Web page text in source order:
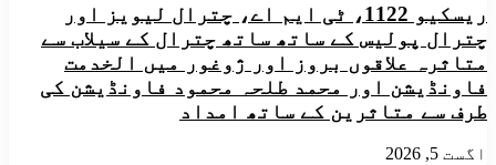
ریسکیو 1122، ٹی ایم اے، چترال لیویز اور
چترال پولیس کے ساتھ ساتھ چترال کے سیلاب سے
متاثرہ علاقوں بروز اور ژوغور میں الخدمت
فاونڈیشن اور محمد طلحہ محمود فاونڈیشن کی
طرف سے متاثرین کے ساتھ امداد
اگست 5, 2026